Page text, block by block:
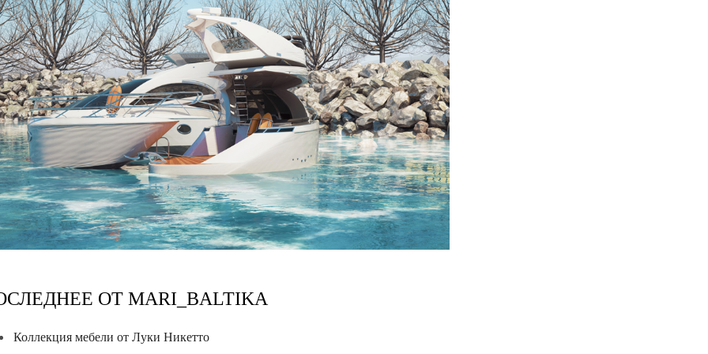
ОТ MARI_BALTIKA
Коллекция мебели от Луки Никетто